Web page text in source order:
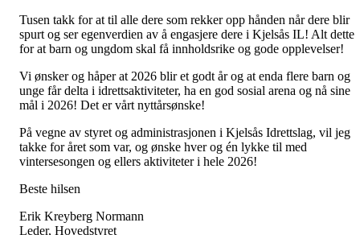
Tusen takk for at til alle dere som rekker opp hånden når dere blir
spurt og ser egenverdien av å engasjere dere i Kjelsås IL! Alt dette
for at barn og ungdom skal få innholdsrike og gode opplevelser!
Vi ønsker og håper at 2026 blir et godt år og at enda flere barn og
unge får delta i idrettsaktiviteter, ha en god sosial arena og nå sine
mål i 2026! Det er vårt nyttårsønske!
På vegne av styret og administrasjonen i Kjelsås Idrettslag, vil jeg
takke for året som var, og ønske hver og én lykke til med
vintersesongen og ellers aktiviteter i hele 2026!
Beste hilsen
Erik Kreyberg Normann
Leder, Hovedstyret